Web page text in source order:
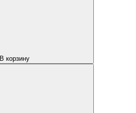
В корзину